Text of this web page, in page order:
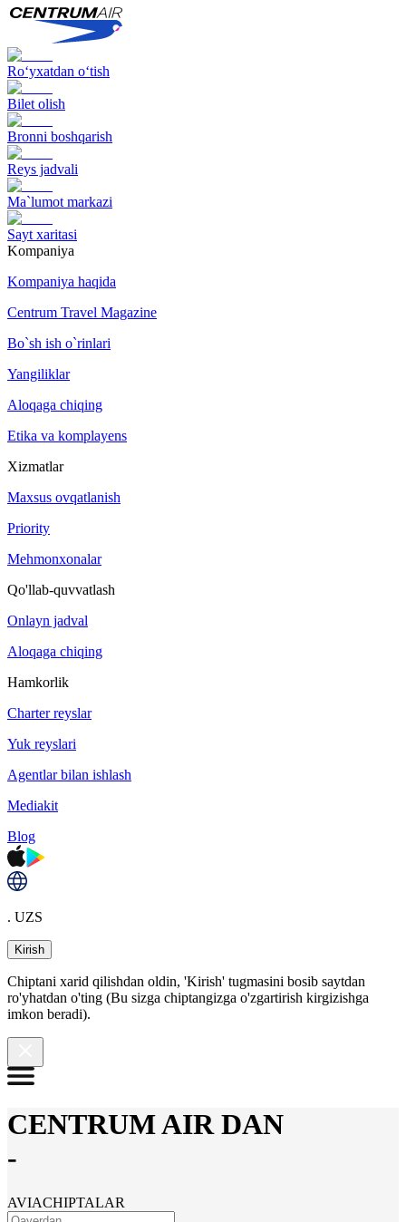
Ro‘yxatdan o‘tish
Bilet olish
Bronni boshqarish
Reys jadvali
Ma`lumot markazi
Sayt xaritasi
Kompaniya
Kompaniya haqida
Centrum Travel Magazine
Bo`sh ish o`rinlari
Yangiliklar
Aloqaga chiqing
Etika va komplayens
Xizmatlar
Maxsus ovqatlanish
Priority
Mehmonxonalar
Qo'llab-quvvatlash
Onlayn jadval
Aloqaga chiqing
Hamkorlik
Charter reyslar
Yuk reyslari
Agentlar bilan ishlash
Mediakit
Blog
. UZS
Kirish
Chiptani xarid qilishdan oldin, 'Kirish' tugmasini bosib saytdan
ro'yhatdan o'ting (Bu sizga chiptangizga o'zgartirish kirgizishga
imkon beradi).
CENTRUM AIR DAN
-
AVIACHIPTALAR